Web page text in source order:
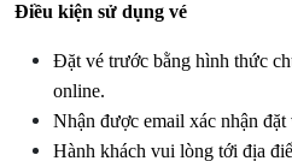
Điều kiện sử dụng vé
Đặt vé trước bằng hình thức
online.
Nhận được email xác nhận
Hành khách vui lòng tới địa